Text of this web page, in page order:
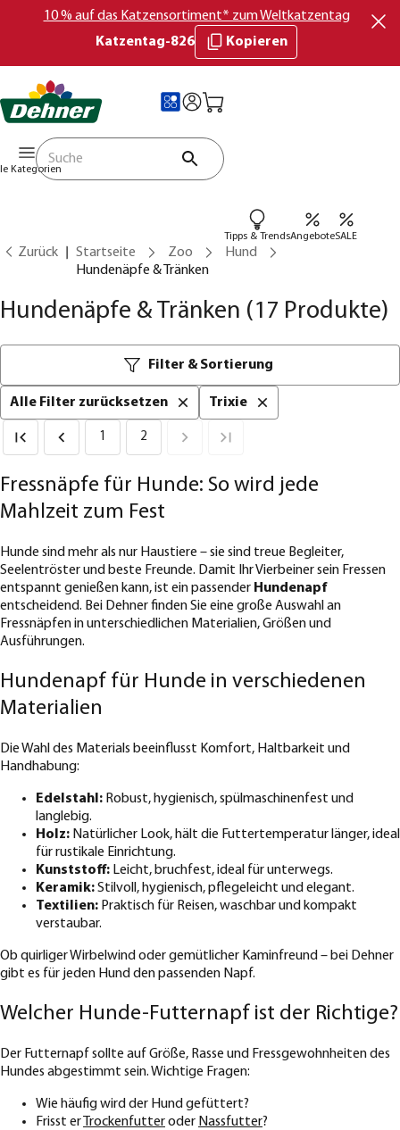
10 % auf das Katzensortiment* zum Weltkatzentag
Katzentag-826
Kopieren
Kategorien
Tipps & TrendsAngeboteSALE
Zurück Startseite Zoo
Hund
Hundenäpfe & Tränken
Hundenäpfe & Tränken (17 Produkte)
Filter & Sortierung
Alle Filter zurücksetzen Trixie
1 2
Fressnäpfe für Hunde: So wird jede
Mahlzeit zum Fest
Hunde sind mehr als nur Haustiere – sie sind treue Begleiter,
Seelentröster und beste Freunde. Damit Ihr Vierbeiner sein Fressen
entspannt genießen kann, ist ein passender Hundenapf
entscheidend. Bei Dehner finden Sie eine große Auswahl an
Fressnäpfen in unterschiedlichen Materialien, Größen und
Ausführungen.
Hundenapf für Hunde in verschiedenen
Materialien
Die Wahl des Materials beeinflusst Komfort, Haltbarkeit und
Handhabung:
Edelstahl: Robust, hygienisch, spülmaschinenfest und
langlebig.
Holz: Natürlicher Look, hält die Futtertemperatur länger, ideal
für rustikale Einrichtung.
Kunststoff: Leicht, bruchfest, ideal für unterwegs.
Keramik:Stilvoll, hygienisch, pflegeleicht und elegant.
Textilien: Praktisch für Reisen, waschbar und kompakt
verstaubar.
Ob quirliger Wirbelwind oder gemütlicher Kaminfreund – bei Dehner
gibt es für jeden Hund den passenden Napf.
Welcher Hunde-Futternapf ist der Richtige?
Der Futternapf sollte auf Größe, Rasse und Fressgewohnheiten des
Hundes abgestimmt sein. Wichtige Fragen:
Wie häufig wird der Hund gefüttert?
Frisst er Trockenfutteroder Nassfutter?